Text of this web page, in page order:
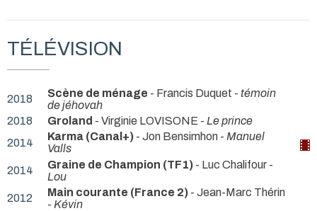
TÉLÉVISION
2018 Scène de ménage - Francis Duquet - témoin
de jéhovah
2018
Groland - Virginie LOVISONE - Le prince
2014
Karma (Canal+) - Jon Bensimhon - Manuel
Valls
2014
Graine de Champion (TF1) - Luc Chalifour -
Lou
2012
Main courante (France 2) - Jean-Marc Thérin
- Kévin